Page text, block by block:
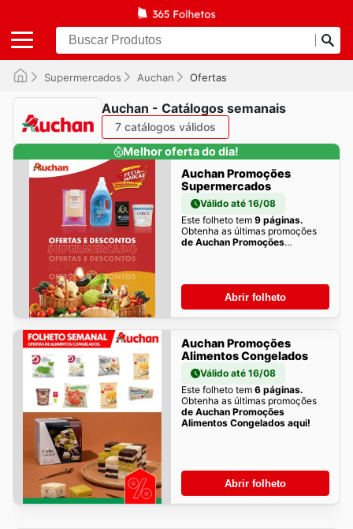
Supermercados Auchan Ofertas
Auchan - Catálogos semanais
7 catálogos válidos
Melhor oferta do dia!
Auchan Promoções
Supermercados
Válido até 16/08
Este folheto tem 9 páginas.
Obtenha as últimas promoções
de Auchan Promoções
Abrir folheto
Auchan Promoções
Alimentos Congelados
Válido até 16/08
Este folheto tem 6 páginas.
Obtenha as últimas promoções
de Auchan Promoções
Alimentos Congelados aqui!
Abrir folheto